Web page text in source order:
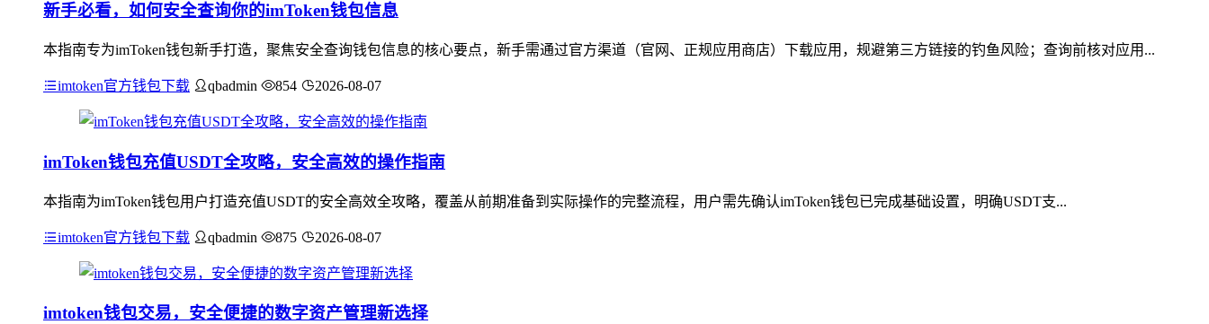
新手必看，如何安全查询你的imToken钱包信息
本指南专为imToken钱包新手打造，聚焦安全查询钱包信息的核心要点，新手需通过官方渠道（官网、正规应用商店）下载应用，规避第三方链接的钓鱼风险；查询前核对应用...
imtoken官方钱包下载 qbadmin 854 2026-08-07
imToken钱包充值USDT全攻略，安全高效的操作指南
本指南为imToken钱包用户打造充值USDT的安全高效全攻略，覆盖从前期准备到实际操作的完整流程，用户需先确认imToken钱包已完成基础设置，明确USDT支...
imtoken官方钱包下载 qbadmin 875 2026-08-07
imtoken钱包交易，安全便捷的数字资产管理新选择